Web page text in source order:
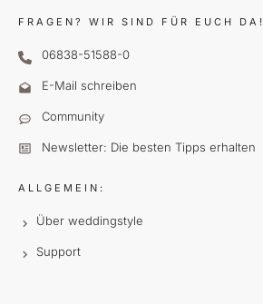
FRAGEN? WIR SIND FÜR EUCH DA!
06838-51588-0
E-Mail schreiben
Community
Newsletter: Die besten Tipps erhalten
ALLGEMEIN:
Über weddingstyle
Support